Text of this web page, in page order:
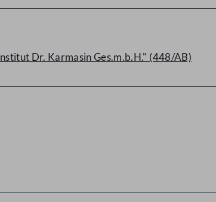
Dr. Karmasin Ges.m.b.H." (448/AB)